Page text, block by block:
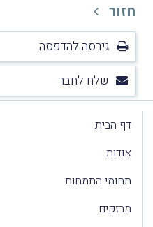
חזור
גירסה להדפסה
שלח לחבר
דף הבית
אודות
תחומי התמחות
מבזקים